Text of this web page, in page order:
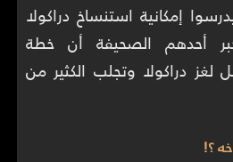
إمكانية استنساخ دراكولا
أحدهم الصحيفة أن خطة
دراكولا وتجلب الكثير من
؟!